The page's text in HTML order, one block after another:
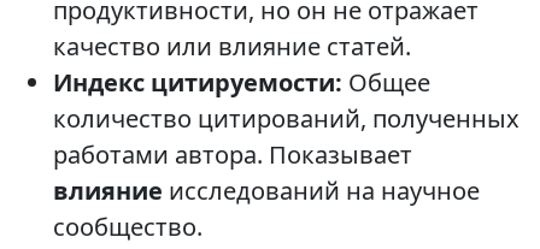
продуктивности, но он не отражает
качество или влияние статей.
Индекс цитируемости: Общее
количество цитирований, полученных
работами автора. Показывает
влияние исследований на научное
сообщество.